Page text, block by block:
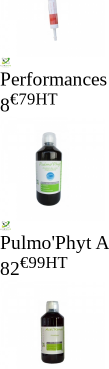
8€79HT
Pulmo'Phyt
82€99HT